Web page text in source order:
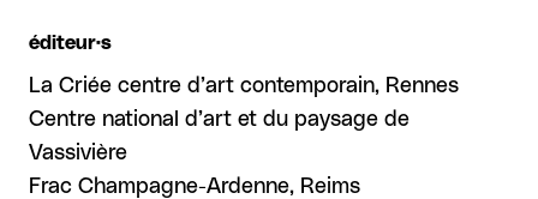
éditeur·s
La Criée centre d’art contemporain, Rennes
Centre national d’art et du paysage de
Vassivière
Frac Champagne-Ardenne, Reims